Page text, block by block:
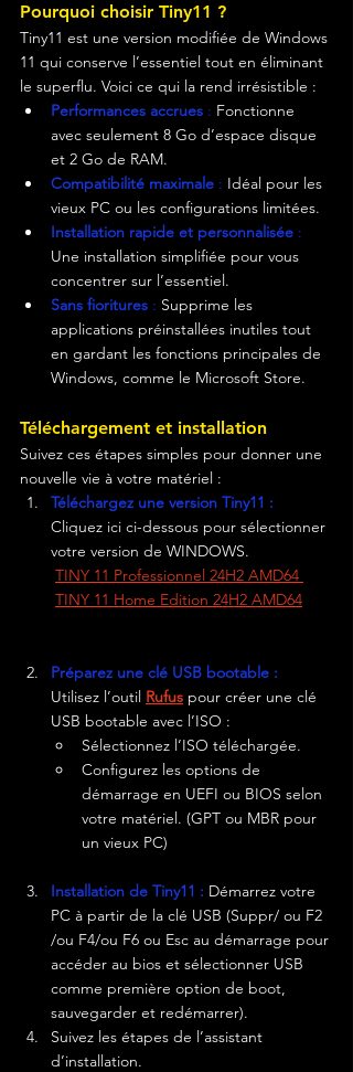
Pourquoi choisir Tiny11 ?
Tiny11 est une version modifiée de Windows
11 qui conserve l’essentiel tout en éliminant
le superflu. Voici ce qui la rend irrésistible :
Performances accrues : Fonctionne
avec seulement 8 Go d’espace disque
et 2 Go de RAM.
Compatibilité maximale : Idéal pour les
vieux PC ou les configurations limitées.
Installation rapide et personnalisée :
Une installation simplifiée pour vous
concentrer sur l’essentiel.
Sans fioritures : Supprime les
applications préinstallées inutiles tout
en gardant les fonctions principales de
Windows, comme le Microsoft Store.
Téléchargement et installation
Suivez ces étapes simples pour donner une
nouvelle vie à votre matériel :
Téléchargez une version Tiny11 :
Cliquez ici ci-dessous pour sélectionner
votre version de WINDOWS.
TINY 11 Professionnel 24H2 AMD64
TINY 11 Home Edition 24H2 AMD64
Préparez une clé USB bootable :
Utilisez l’outil Rufus pour créer une clé
USB bootable avec l’ISO :
Sélectionnez l’ISO téléchargée.
Configurez les options de
démarrage en UEFI ou BIOS selon
votre matériel. (GPT ou MBR pour
un vieux PC)
Installation de Tiny11 : Démarrez votre
PC à partir de la clé USB (Suppr/ ou F2
/ou F4/ou F6 ou Esc au démarrage pour
accéder au bios et sélectionner USB
comme première option de boot,
sauvegarder et redémarrer).
Suivez les étapes de l’assistant
d’installation.